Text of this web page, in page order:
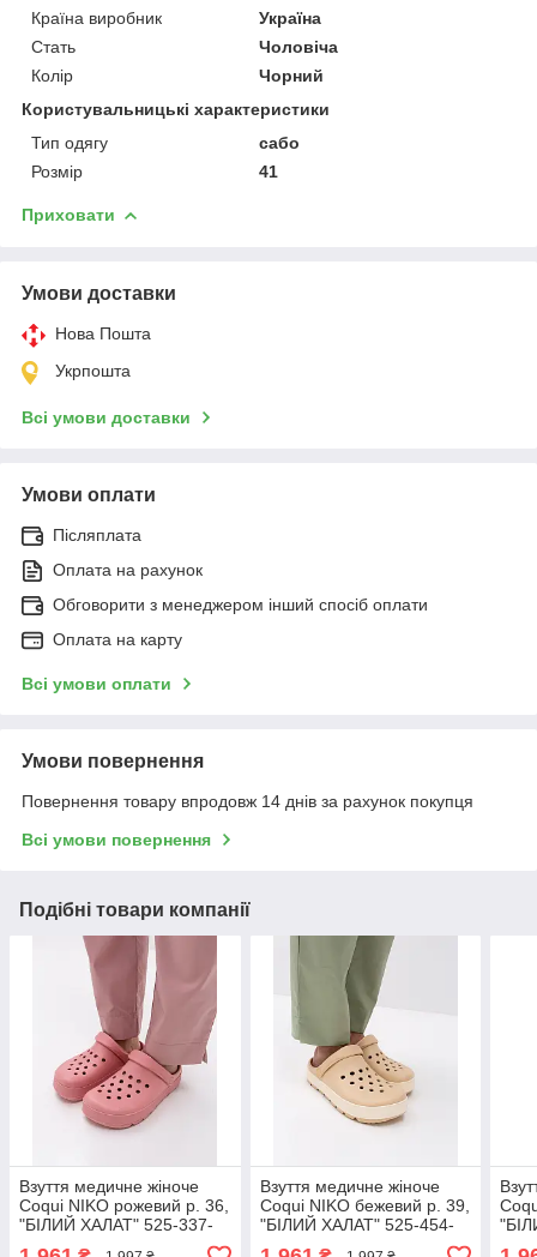
Країна виробник
Україна
Стать
Чоловіча
Колір
Чорний
Користувальницькі характеристики
Тип одягу
сабо
Розмір
41
Приховати
Умови доставки
Нова Пошта
Укрпошта
Всі умови доставки
Умови оплати
Післяплата
Оплата на рахунок
Обговорити з менеджером інший спосіб оплати
Оплата на карту
Всі умови оплати
Умови повернення
Повернення товару впродовж 14 днів за рахунок покупця
Всі умови повернення
Подібні товари компанії
Взуття медичне жіноче
Coqui NIKO рожевий р. 36,
"БІЛИЙ ХАЛАТ" 525-337-
864
Взуття медичне жіноче
Coqui NIKO бежевий р. 39,
"БІЛИЙ ХАЛАТ" 525-454-
864
864